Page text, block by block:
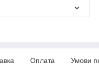
Оплата Умови